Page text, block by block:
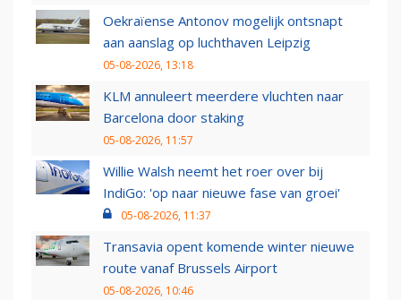
Oekraïense Antonov mogelijk ontsnapt
aan aanslag op luchthaven Leipzig
05-08-2026, 13:18
KLM annuleert meerdere vluchten naar
Barcelona door staking
05-08-2026, 11:57
Willie Walsh neemt het roer over bij
IndiGo: 'op naar nieuwe fase van groei'
05-08-2026, 11:37
Transavia opent komende winter nieuwe
route vanaf Brussels Airport
05-08-2026, 10:46